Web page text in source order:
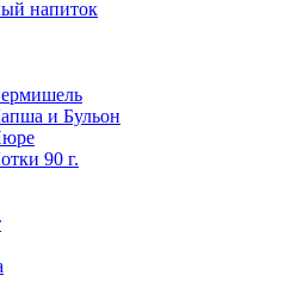
напиток
и Бульон
90 г.